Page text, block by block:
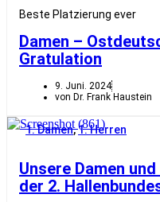
Beste Platzierung ever
Damen –
Gratulation
9. Juni. 2024
von Dr. Frank Haustein
1. Damen,1. Herren
Unsere Damen
der 2.